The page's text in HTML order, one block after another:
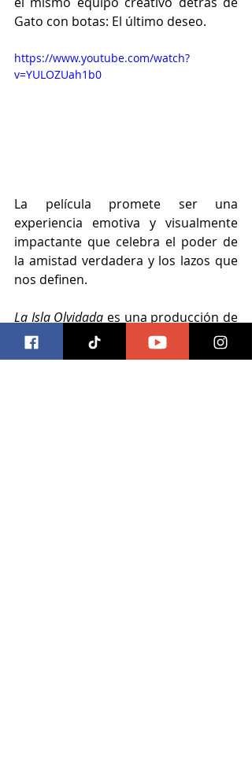
Gato con botas: El último deseo.
https://www.youtube.com/watch?
v=YULOZUah1b0
La película promete ser una
experiencia emotiva y visualmente
impactante que celebra el poder de
la amistad verdadera y los lazos que
nos definen.
La Isla Olvidada es una producción de
DreamWorks Animation y será
distribuida por Universal Pictures.